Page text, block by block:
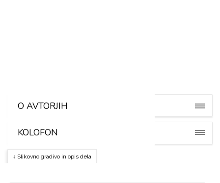
O AVTORJIH
KOLOFON
↓ Slikovno gradivo in opis dela